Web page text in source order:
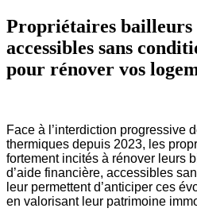
Propriétaires bailleurs
accessibles sans
pour rénover vos
Face à l’interdiction progressive
thermiques depuis 2023, les
fortement incités à rénover leurs
d’aide financière, accessibles
leur permettent d’anticiper ces
en valorisant leur patrimoine